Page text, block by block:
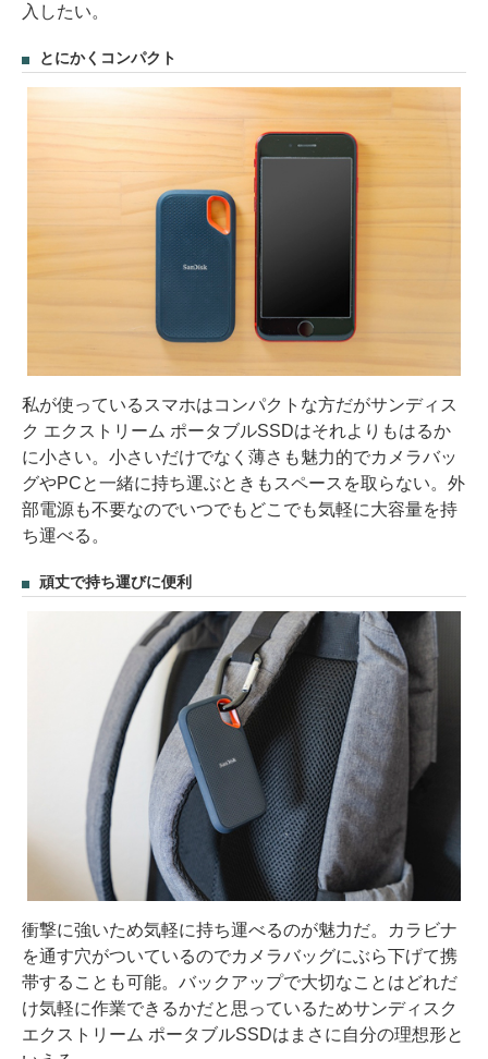
入したい。
とにかくコンパクト
私が使っているスマホはコンパクトな方だがサンディス
ク エクストリーム ポータブルSSDはそれよりもはるか
に小さい。小さいだけでなく薄さも魅力的でカメラバッ
グやPCと一緒に持ち運ぶときもスペースを取らない。外
部電源も不要なのでいつでもどこでも気軽に大容量を持
ち運べる。
頑丈で持ち運びに便利
衝撃に強いため気軽に持ち運べるのが魅力だ。カラビナ
を通す穴がついているのでカメラバッグにぶら下げて携
帯することも可能。バックアップで大切なことはどれだ
け気軽に作業できるかだと思っているためサンディスク
エクストリーム ポータブルSSDはまさに自分の理想形と